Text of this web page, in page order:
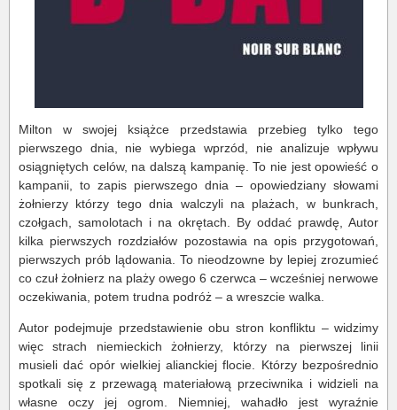
Milton w swojej książce przedstawia przebieg tylko tego
pierwszego dnia, nie wybiega wprzód, nie analizuje wpływu
osiągniętych celów, na dalszą kampanię. To nie jest opowieść o
kampanii, to zapis pierwszego dnia – opowiedziany słowami
żołnierzy którzy tego dnia walczyli na plażach, w bunkrach,
czołgach, samolotach i na okrętach. By oddać prawdę, Autor
kilka pierwszych rozdziałów pozostawia na opis przygotowań,
pierwszych prób lądowania. To nieodzowne by lepiej zrozumieć
co czuł żołnierz na plaży owego 6 czerwca – wcześniej nerwowe
oczekiwania, potem trudna podróż – a wreszcie walka.
Autor podejmuje przedstawienie obu stron konfliktu – widzimy
więc strach niemieckich żołnierzy, którzy na pierwszej linii
musieli dać opór wielkiej alianckiej flocie. Którzy bezpośrednio
spotkali się z przewagą materiałową przeciwnika i widzieli na
własne oczy jej ogrom. Niemniej, wahadło jest wyraźnie